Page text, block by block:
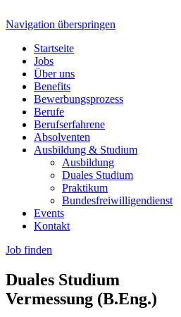
Navigation überspringen
Startseite
Jobs
Über uns
Benefits
Bewerbungsprozess
Berufe
Berufserfahrene
Absolventen
Ausbildung & Studium
Ausbildung
Duales Studium
Praktikum
Bundesfreiwilligendienst
Events
Kontakt
Job finden
Duales Studium
Vermessung (B.Eng.)